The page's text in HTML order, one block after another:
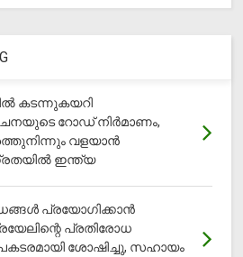
കടന്നുകയറി
റോഡ് നിർമാണം,
വളയാൻ
ഇന്ത്യ
പ്രയോഗിക്കാന്‍
പ്രതിരോധ
ശോഷിച്ചു, സഹായം